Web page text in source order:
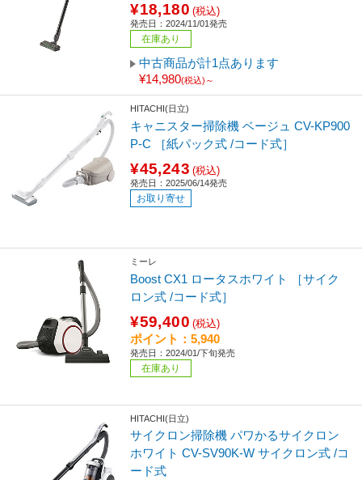
¥18,180 (税込)
発売日：2024/11/01発売
在庫あり
中古商品が計1点あります
¥14,980(税込)～
HITACHI(日立)
キャニスター掃除機 ベージュ CV-KP900
P-C ［紙パック式 /コード式］
¥45,243 (税込)
発売日：2025/06/14発売
お取り寄せ
ミーレ
Boost CX1 ロータスホワイト ［サイク
ロン式 /コード式］
¥59,400 (税込)
ポイント：5,940
発売日：2024/01/下旬発売
在庫あり
HITACHI(日立)
サイクロン掃除機 パワかるサイクロン
ホワイト CV-SV90K-W サイクロン式 /コ
ード式